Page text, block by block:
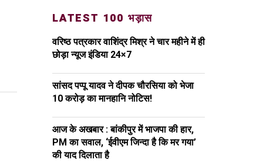
LATEST 100 भड़ास
वरिष्ठ पत्रकार वाशिंद्र मिश्र ने चार महीने में ही
छोड़ा न्यूज इंडिया 24×7
सांसद पप्पू यादव ने दीपक चौरसिया को भेजा
₹10 करोड़ का मानहानि नोटिस!
आज के अखबार : बांकीपुर में भाजपा की हार,
PM का सवाल, ‘ईवीएम जिन्दा है कि मर गया’
की याद दिलाता है